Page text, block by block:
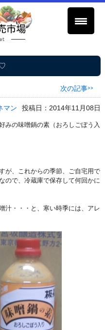
次の記事>>
マン 投稿日：2014年11月08日
みの味噌鍋の素（おろしごぼう入
が、これからの季節、ご自宅用で
ので、冷蔵庫で保存して何回かに
汁・・・と、寒い時季には、アレ